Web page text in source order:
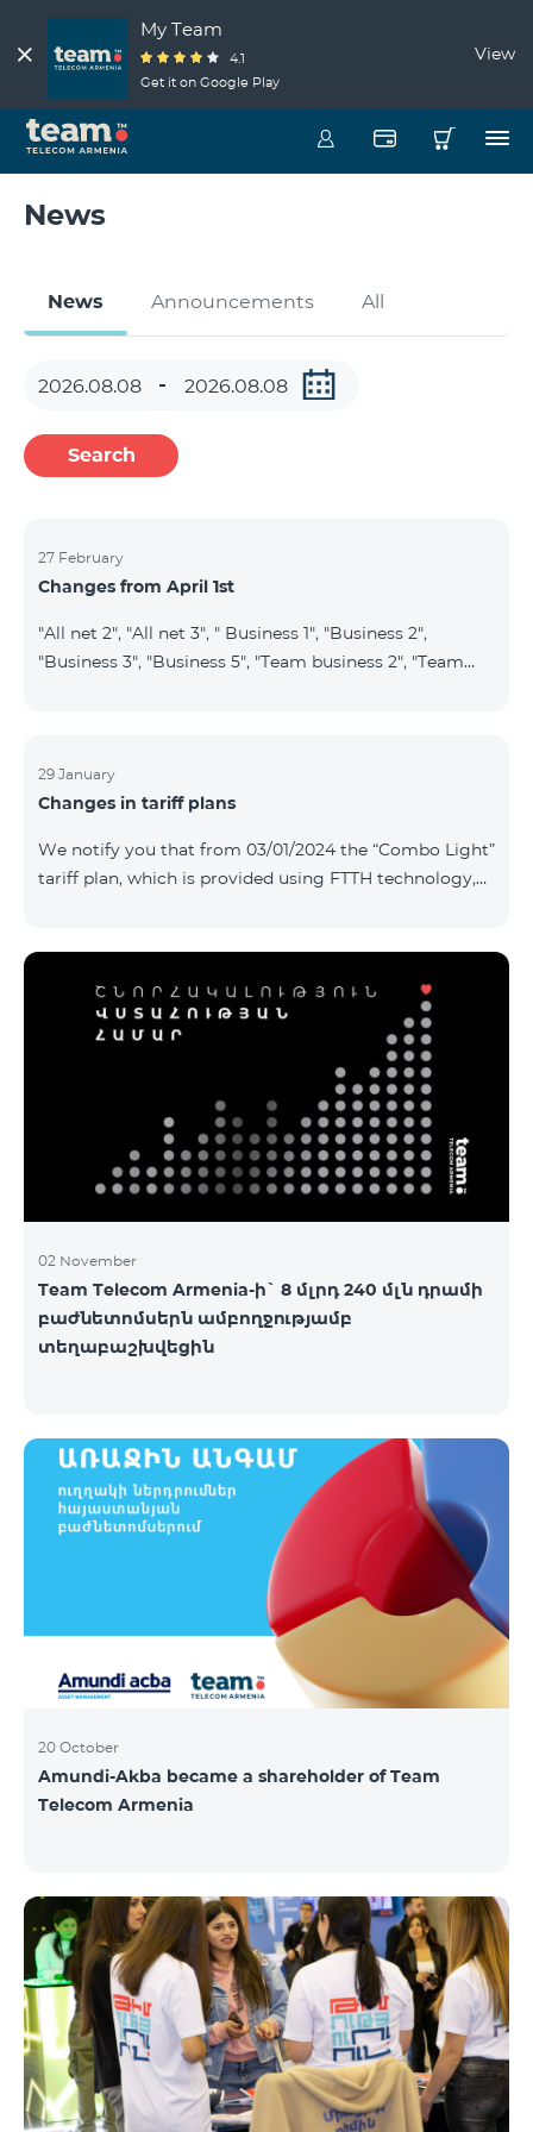
My Team
4.1
Get it on Google Play
View
News
News Announcements All
Search
27 February
Changes from April 1st
"All net 2", "All net 3", " Business 1", "Business 2",
"Business 3", "Business 5", "Team business 2", "Team
"Business Active", "Exclusive Business", "Best partner",
"Leader", "Leader S", "Yandex Economy", "Yandex
operate starting from 01.04.2024. Existing subscribers
of the m
29 January
Changes in tariff plans
We notify you that from 03/01/2024 the “Combo Light”
tariff plan, which is provided using FTTH technology,
contact the service center.
02 November
Team Telecom Armenia-ի` 8 մլրդ 240 մլն դրամի
բաժնետոմսերն ամբողջությամբ
տեղաբաշխվեցին
20 October
Amundi-Akba became a shareholder of Team
Telecom Armenia